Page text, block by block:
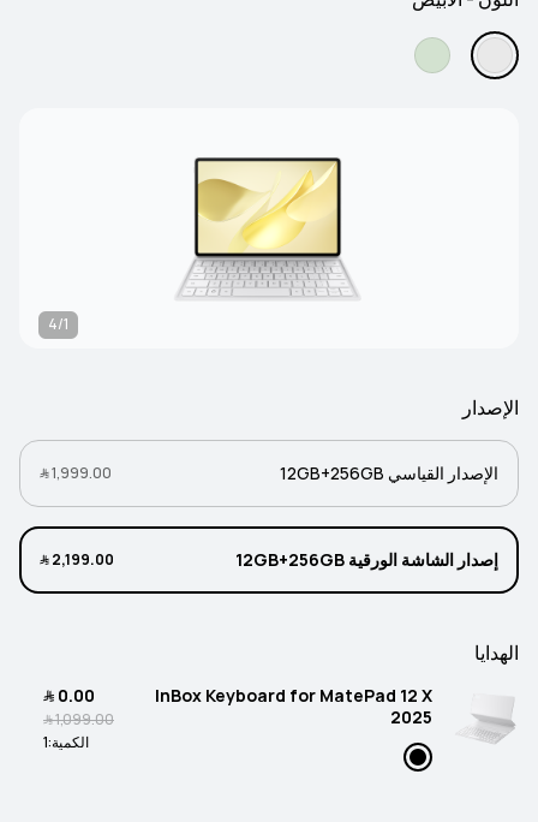
4/1
الإصدار
الإصدار القياسي 12GB+256GB 1,999.00 ﷼
إصدار الشاشة الورقية 12GB+256GB 2,199.00 ﷼
الهدايا
InBox Keyboard for MatePad 12 X
2025
0.00 ﷼
1,099.00 ﷼
الكمية:1